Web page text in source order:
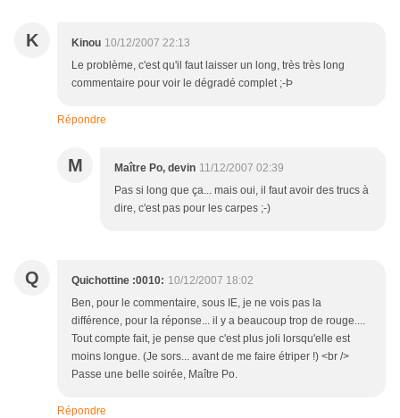
K Kinou 10/12/2007 22:13
Le problème, c'est qu'il faut laisser un long, très très long
commentaire pour voir le dégradé complet ;-Þ
Répondre
M Maître Po, devin 11/12/2007 02:39
Pas si long que ça... mais oui, il faut avoir des trucs à
dire, c'est pas pour les carpes ;-)
Q Quichottine :0010: 10/12/2007 18:02
Ben, pour le commentaire, sous IE, je ne vois pas la
différence, pour la réponse... il y a beaucoup trop de rouge....
Tout compte fait, je pense que c'est plus joli lorsqu'elle est
moins longue. (Je sors... avant de me faire étriper !) <br />
Passe une belle soirée, Maître Po.
Répondre